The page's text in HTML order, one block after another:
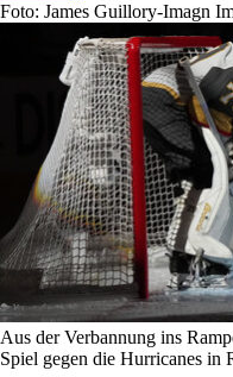
Foto: James Guillory-Imagn
Aus der Verbannung ins
Spiel gegen die Hurricanes in